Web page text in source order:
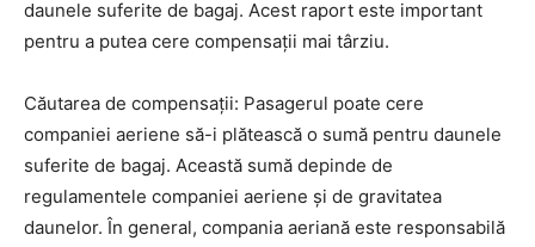
daunele suferite de bagaj. Acest raport este important
pentru a putea cere compensații mai târziu.
Căutarea de compensații: Pasagerul poate cere
companiei aeriene să-i plătească o sumă pentru daunele
suferite de bagaj. Această sumă depinde de
regulamentele companiei aeriene și de gravitatea
daunelor. În general, compania aeriană este responsabilă